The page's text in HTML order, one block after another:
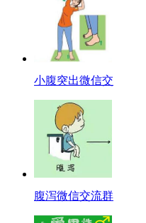
小腹突出微信交
腹泻微信交流群